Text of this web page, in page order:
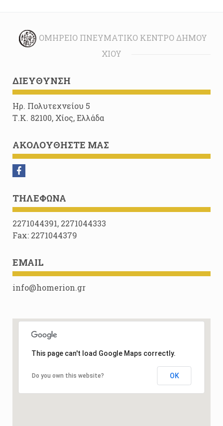
ΟΜΉΡΕΙΟ ΠΝΕΥΜΑΤΙΚΌ ΚΈΝΤΡΟ ΔΉΜΟΥ
ΧΊΟΥ
ΔΙΕΎΘΥΝΣΗ
Ηρ. Πολυτεχνείου 5
Τ.Κ. 82100, Χίος, Ελλάδα
ΑΚΟΛΟΥΘΉΣΤΕ ΜΑΣ
ΤΗΛΈΦΩΝΑ
2271044391, 2271044333
Fax: 2271044379
EMAIL
info@homerion.gr
This page can't load Google Maps correctly.
Do you own this website? OK